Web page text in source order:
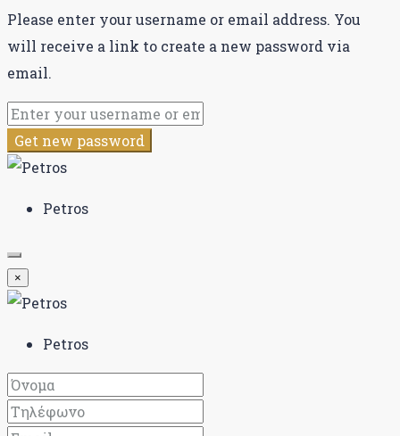
Please enter your username or email address. You
will receive a link to create a new password via
email.
Get new password
Petros
×
Petros